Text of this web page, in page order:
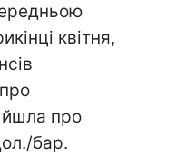
квітня,
йшла про
бар.